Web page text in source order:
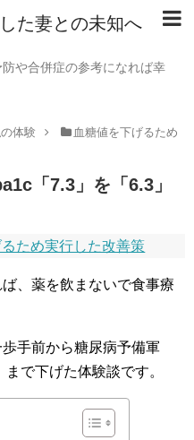
た妻との未知へ
や合併症の参考になれば幸
体験
血糖値を下げるため
「7.3」を「6.3」
ため実行した改善策
、薬を飲まないで食事療
手前から糖尿病予備軍
で下げた体験談です。